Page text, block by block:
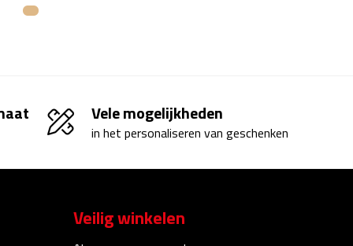
Vele mogelijkheden
in het personaliseren van geschenken
Veilig winkelen